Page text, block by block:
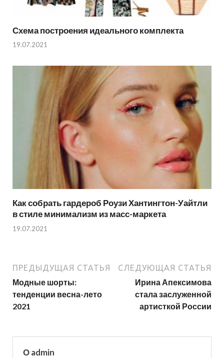
Схема построения идеального комплекта
19.07.2021
Как собрать гардероб Роузи Хантингтон-Уайтли
в стиле минимализм из масс-маркета
19.07.2021
ПРЕДЫДУЩАЯ СТАТЬЯ
Модные шорты:
тенденции весна-лето
2021
СЛЕДУЮЩАЯ СТАТЬЯ
Ирина Апексимова
стала заслуженной
артисткой России
О admin